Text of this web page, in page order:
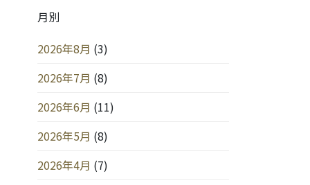
月別
2026年8月 (3)
2026年7月 (8)
2026年6月 (11)
2026年5月 (8)
2026年4月 (7)